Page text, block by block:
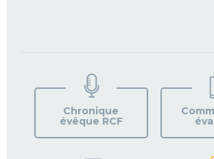
Chronique
évêque RCF